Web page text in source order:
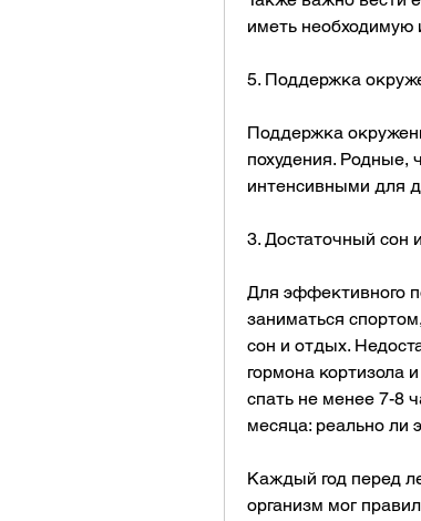
иметь необходимую
5. Поддержка
Поддержка
похудения. Родные,
интенсивными для
3. Достаточный сон
Для эффективного
заниматься
сон и отдых.
гормона кортизола
спать не менее 7-8
месяца: реально ли
Каждый год перед
организм мог